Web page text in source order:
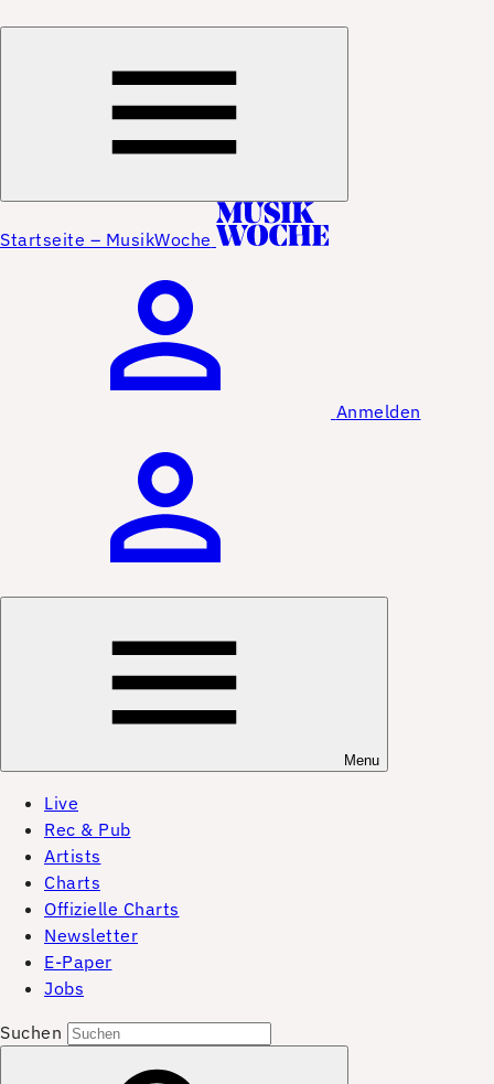
Startseite – MusikWoche
Anmelden
Menu
Live
Rec & Pub
Artists
Charts
Offizielle Charts
Newsletter
E-Paper
Jobs
Suchen